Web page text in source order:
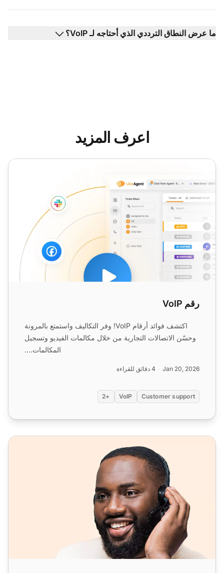
ما عرض النطاق الترددي الذي أحتاجه لـ VoIP؟
اعرف المزيد
رقم VoIP
رقم VoIP
اكتشف فوائد أرقام VoIP! وفر التكاليف واستمتع بالمرونة
وحسّن الاتصالات التجارية من خلال مكالمات الفيديو وتسجيل
المكالمات....
Jan 20, 2026 4 دقائق للقراءة
Customer support
VoIP
+2
برنامج الهاتفية الغني بالميزات